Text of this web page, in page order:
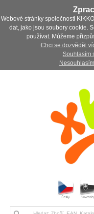
Webové stránky společnosti
dat, jako jsou soubory cookie.
používat. Můžeme
Chci se dozvědět
Souhlasím